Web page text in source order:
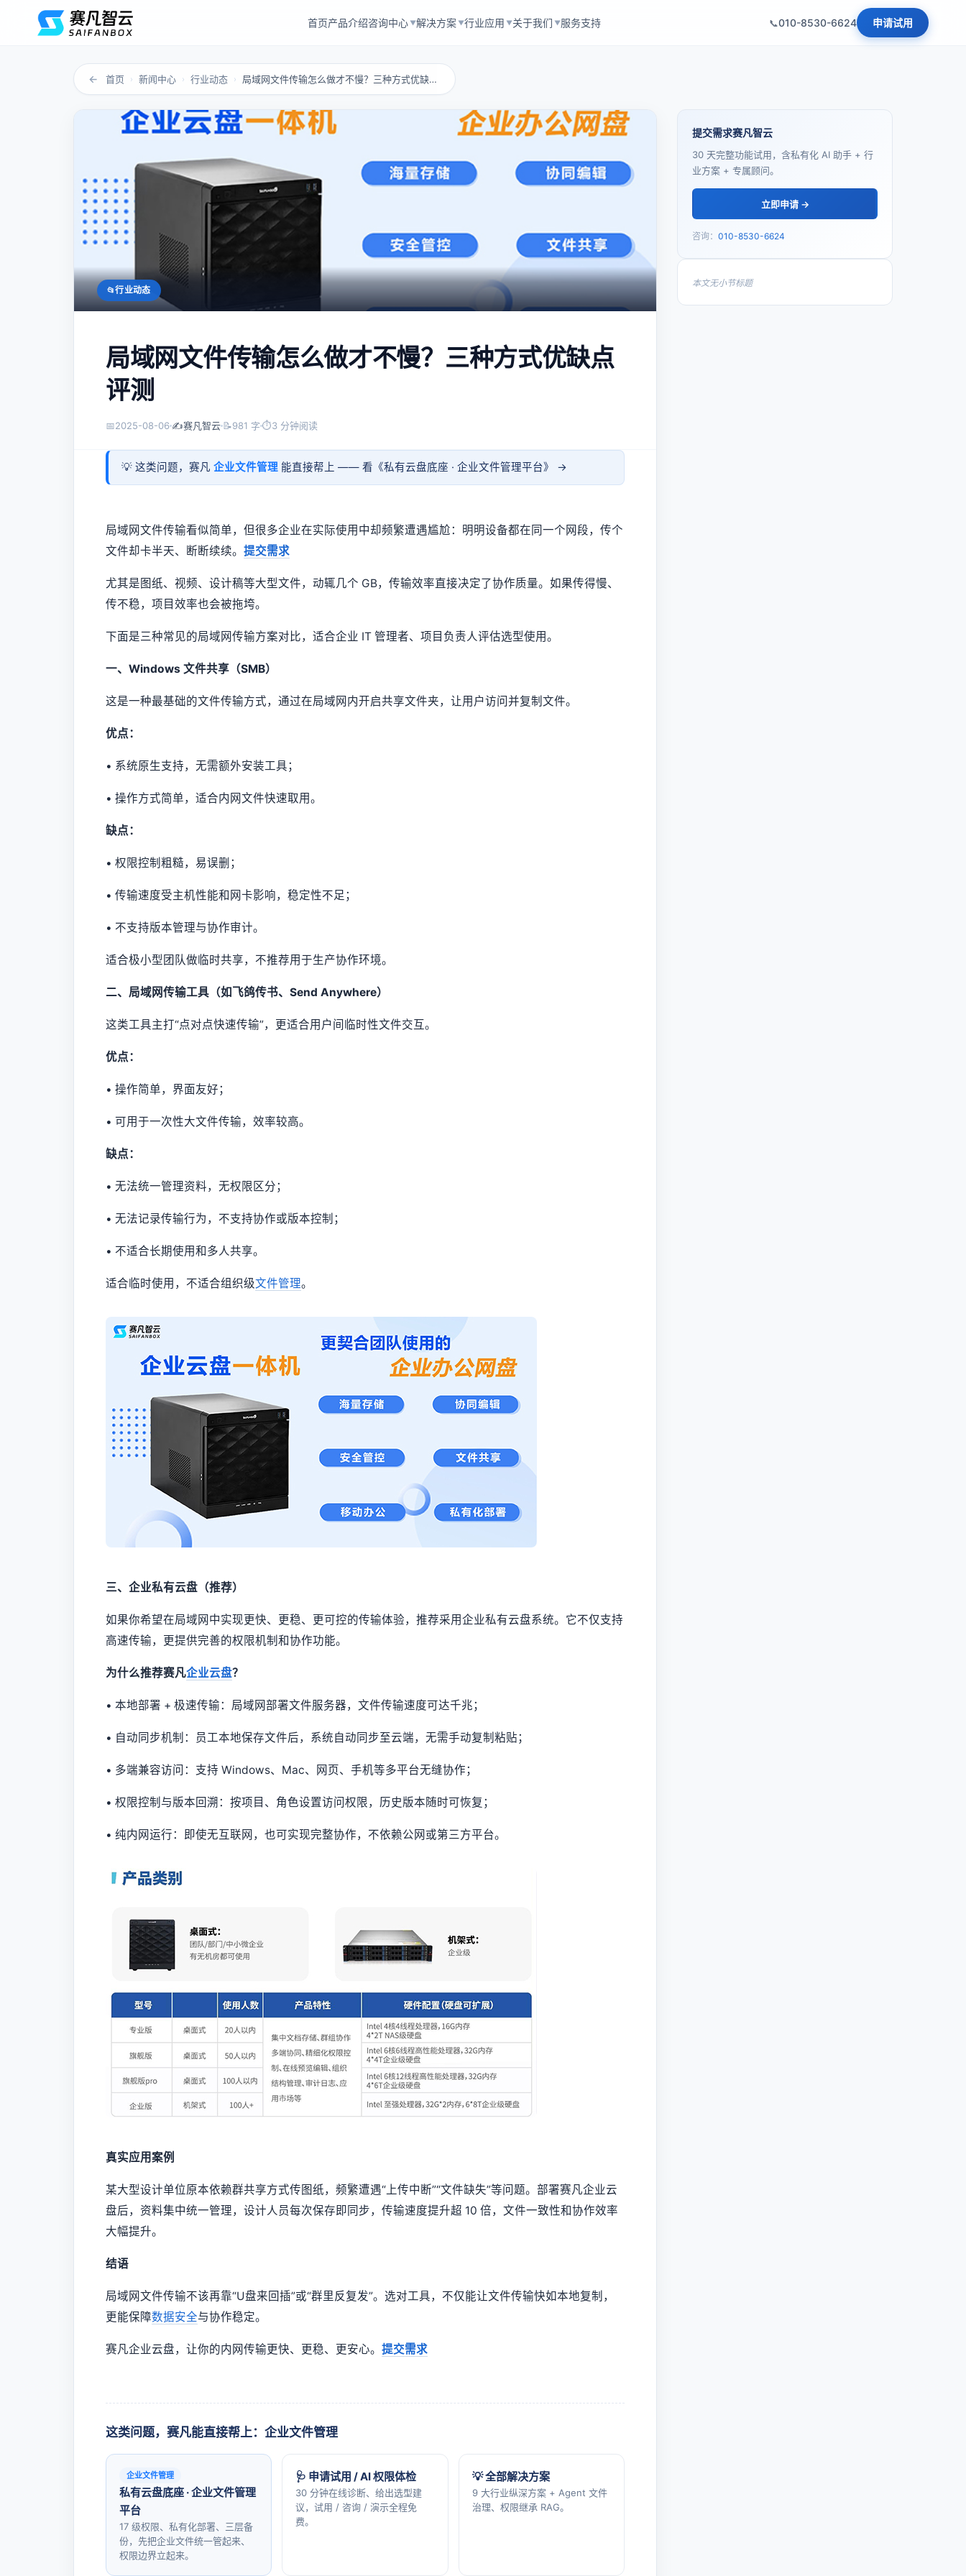
首页产品介绍咨询中心 ▼解决方案 ▼行业应用 ▼关于我们 ▼服务支持 010-8530-6624 申请试用
← 首页 › 新闻中心 › 行业动态 › 局域网文件传输怎么做才不慢？三种方式优缺点评...
行业动态
局域网文件传输怎么做才不慢？三种方式优缺点
评测
📅2025-08-06 ✍️赛凡智云 📝981 字 ⏱3 分钟阅读
💡 这类问题，赛凡 企业文件管理 能直接帮上 —— 看《私有云盘底座 · 企业文件管理平台》 →
局域网文件传输看似简单，但很多企业在实际使用中却频繁遭遇尴尬：明明设备都在同一个网段，传个
文件却卡半天、断断续续。 提交需求
尤其是图纸、视频、设计稿等大型文件，动辄几个 GB，传输效率直接决定了协作质量。如果传得慢、
传不稳，项目效率也会被拖垮。
下面是三种常见的局域网传输方案对比，适合企业 IT 管理者、项目负责人评估选型使用。
一、Windows 文件共享（SMB）
这是一种最基础的文件传输方式，通过在局域网内开启共享文件夹，让用户访问并复制文件。
优点：
• 系统原生支持，无需额外安装工具；
• 操作方式简单，适合内网文件快速取用。
缺点：
• 权限控制粗糙，易误删；
• 传输速度受主机性能和网卡影响，稳定性不足；
• 不支持版本管理与协作审计。
适合极小型团队做临时共享，不推荐用于生产协作环境。
二、局域网传输工具（如飞鸽传书、Send Anywhere）
这类工具主打“点对点快速传输”，更适合用户间临时性文件交互。
优点：
• 操作简单，界面友好；
• 可用于一次性大文件传输，效率较高。
缺点：
• 无法统一管理资料，无权限区分；
• 无法记录传输行为，不支持协作或版本控制；
• 不适合长期使用和多人共享。
适合临时使用，不适合组织级文件管理。
三、企业私有云盘（推荐）
如果你希望在局域网中实现更快、更稳、更可控的传输体验，推荐采用企业私有云盘系统。它不仅支持
高速传输，更提供完善的权限机制和协作功能。
为什么推荐赛凡企业云盘？
• 本地部署 + 极速传输：局域网部署文件服务器，文件传输速度可达千兆；
• 自动同步机制：员工本地保存文件后，系统自动同步至云端，无需手动复制粘贴；
• 多端兼容访问：支持 Windows、Mac、网页、手机等多平台无缝协作；
• 权限控制与版本回溯：按项目、角色设置访问权限，历史版本随时可恢复；
• 纯内网运行：即使无互联网，也可实现完整协作，不依赖公网或第三方平台。
真实应用案例
某大型设计单位原本依赖群共享方式传图纸，频繁遭遇“上传中断”“文件缺失”等问题。部署赛凡企业云
盘后，资料集中统一管理，设计人员每次保存即同步，传输速度提升超 10 倍，文件一致性和协作效率
大幅提升。
结语
局域网文件传输不该再靠“U盘来回插”或“群里反复发”。选对工具，不仅能让文件传输快如本地复制，
更能保障数据安全与协作稳定。
赛凡企业云盘，让你的内网传输更快、更稳、更安心。 提交需求
这类问题，赛凡能直接帮上：企业文件管理
企业文件管理
私有云盘底座 · 企业文件管理
平台
17 级权限、私有化部署、三层备
份，先把企业文件统一管起来、
权限边界立起来。
🩺 申请试用 / AI 权限体检
30 分钟在线诊断、给出选型建
议，试用 / 咨询 / 演示全程免
费。
💡 全部解决方案
9 大行业纵深方案 + Agent 文件
治理、权限继承 RAG。
提交需求赛凡智云
30 天完整功能试用，含私有化 AI 助手 + 行
业方案 + 专属顾问。
立即申请 →
咨询： 010-8530-6624
本文无小节标题